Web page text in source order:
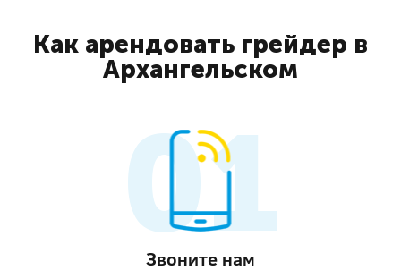
Как арендовать грейдер в
Архангельском
Звоните нам